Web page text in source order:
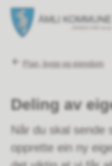
Åmli kommune
Du er her:
Plan, bygg og eiendom
Deling av
Når du skal sende
opprette ein ny